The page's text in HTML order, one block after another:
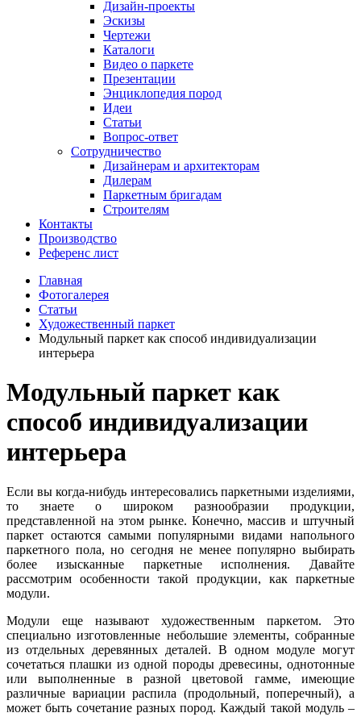
Дизайн-проекты
Эскизы
Чертежи
Каталоги
Видео о паркете
Презентации
Энциклопедия пород
Идеи
Статьи
Вопрос-ответ
Сотрудничество
Дизайнерам и архитекторам
Дилерам
Паркетным бригадам
Строителям
Контакты
Производство
Референс лист
Главная
Фотогалерея
Статьи
Художественный паркет
Модульный паркет как способ индивидуализации
интерьера
Модульный паркет как
способ индивидуализации
интерьера
Если вы когда-нибудь интересовались паркетными изделиями,
то знаете о широком разнообразии продукции,
представленной на этом рынке. Конечно, массив и штучный
паркет остаются самыми популярными видами напольного
паркетного пола, но сегодня не менее популярно выбирать
более изысканные паркетные исполнения. Давайте
рассмотрим особенности такой продукции, как паркетные
модули.
Модули еще называют художественным паркетом. Это
специально изготовленные небольшие элементы, собранные
из отдельных деревянных деталей. В одном модуле могут
сочетаться плашки из одной породы древесины, однотонные
или выполненные в разной цветовой гамме, имеющие
различные вариации распила (продольный, поперечный), а
может быть сочетание разных пород. Каждый такой модуль –